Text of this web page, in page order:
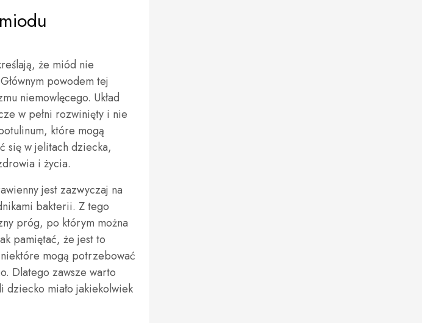
że miód nie
powodem tej
niemowlęcego. Układ
w pełni rozwinięty i nie
które mogą
się w jelitach dziecka,
i życia.
jest zazwyczaj na
bakterii. Z tego
próg, po którym można
pamiętać, że jest to
mogą potrzebować
Dlatego zawsze warto
dziecko miało jakiekolwiek